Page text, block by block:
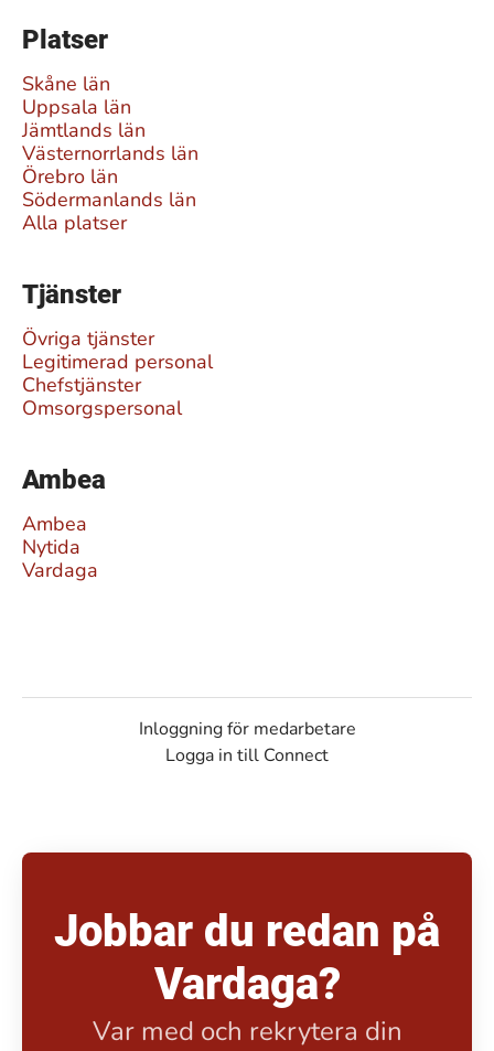
Platser
Skåne län
Uppsala län
Jämtlands län
Västernorrlands län
Örebro län
Södermanlands län
Alla platser
Tjänster
Övriga tjänster
Legitimerad personal
Chefstjänster
Omsorgspersonal
Ambea
Ambea
Nytida
Vardaga
Inloggning för medarbetare
Logga in till Connect
Jobbar du redan på
Vardaga?
Var med och rekrytera din